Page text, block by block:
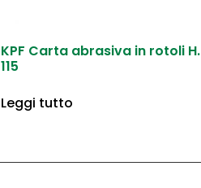
KPF Carta abrasiva in rotoli H.
115
Leggi tutto